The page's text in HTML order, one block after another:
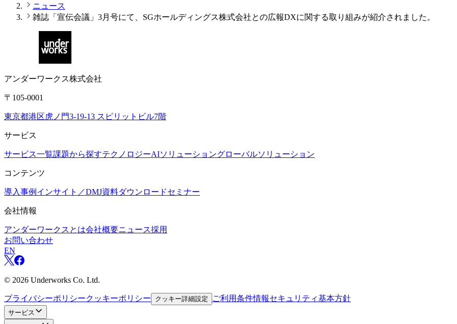
ニュース
雑誌「宣伝会議」3月号にて、SGホールディングス株式会社との広報DXに関する取り組みが紹介されました。
アンダーワークス株式会社
〒105-0001
東京都港区虎ノ門3-19-13 スピリットビル7階
サービス
サービス一覧課題から探すテクノロジーAIソリューショングローバルソリューション
コンテンツ
導入事例 インサイト／DMJ資料ダウンロードセミナー
会社情報
アンダーワークスとは会社概要ニュース採用
お問い合わせ
EN
© 2026 Underworks Co. Ltd.
プライバシーポリシークッキーポリシー クッキー詳細設定 ご利用条件情報セキュリティ基本方針
サービス